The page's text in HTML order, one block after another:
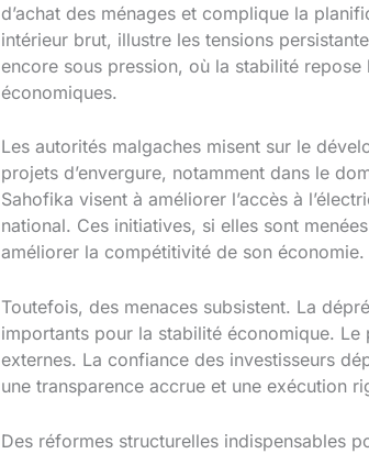
d’achat des ménages et complique la
intérieur brut, illustre les tensions
encore sous pression, où la stabilité
économiques.
Les autorités malgaches misent sur le
projets d’envergure, notamment dans le
Sahofika visent à améliorer l’accès à
national. Ces initiatives, si elles sont
améliorer la compétitivité de son économie.
Toutefois, des menaces subsistent. La
importants pour la stabilité économique.
externes. La confiance des investisseurs
une transparence accrue et une exécution
Des réformes structurelles indispensables